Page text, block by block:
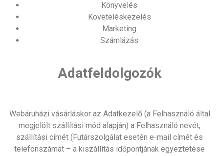
Könyvelés
Követeléskezelés
Marketing
Számlázás
Adatfeldolgozók
Webáruházi vásárláskor az Adatkezelő (a Felhasználó által
megjelölt szállítási mód alapján) a Felhasználó nevét,
szállítási címét (Futárszolgálat esetén e-mail címét és
telefonszámát – a kiszállítás időpontjának egyeztetése